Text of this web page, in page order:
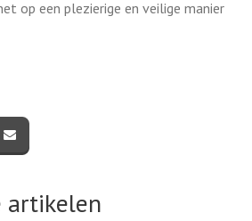
op een plezierige en veilige manier
deze
pagina
mail
artikelen